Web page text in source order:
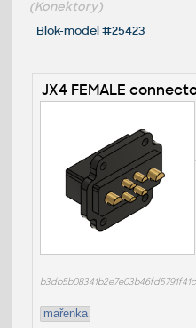
(Konektory)
Blok-model #25423
JX4 FEMALE
mařenka